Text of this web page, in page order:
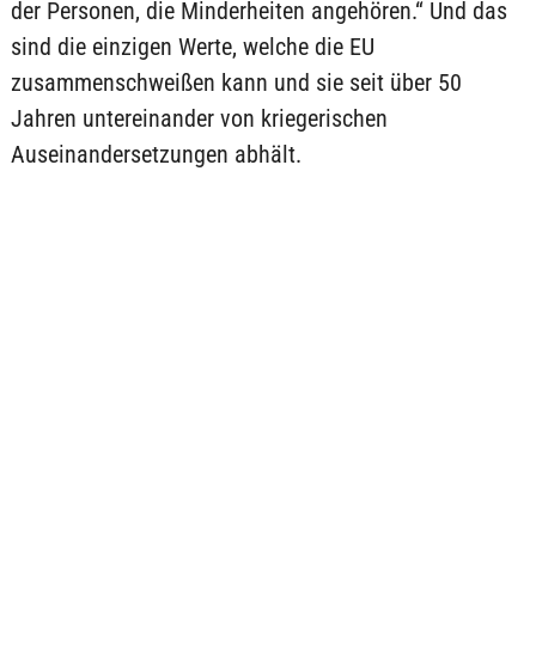
der Personen, die Minderheiten angehören.“ Und das
sind die einzigen Werte, welche die EU
zusammenschweißen kann und sie seit über 50
Jahren untereinander von kriegerischen
Auseinandersetzungen abhält.